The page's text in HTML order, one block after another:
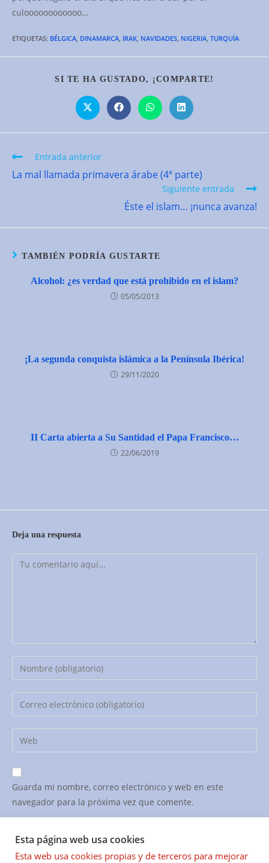
culoooooooooooo…
ETIQUETAS: BÉLGICA, DINAMARCA, IRAK, NAVIDADES, NIGERIA, TURQUÍA
SI TE HA GUSTADO, ¡COMPARTE!
Se
abre
una
ventana
Se
abre
una
Se
abre
una
Se
abre
una
Leer
más
Entrada anterior
La mal llamada primavera árabe (4ª parte)
Siguiente entrada
Éste el islam… ¡nunca avanza!
TAMBIÉN PODRÍA GUSTARTE
Alcohol: ¿es verdad que está prohibido en el islam?
05/05/2013
¡La segunda conquista islámica a la Península Ibérica!
29/11/2020
II Carta abierta a Su Santidad el Papa Francisco…
22/06/2019
Deja una respuesta
Comentario
Introduce
tu
nombre
de
usuario
para
comentar
Introduce
tu
dirección
de
electrónico
para
comentar
Introduce
la
URL
de
Guarda mi nombre, correo electrónico y web en este
navegador para la próxima vez que comente.
Esta página web usa cookies
Esta web usa cookies propias y de terceros para mejorar